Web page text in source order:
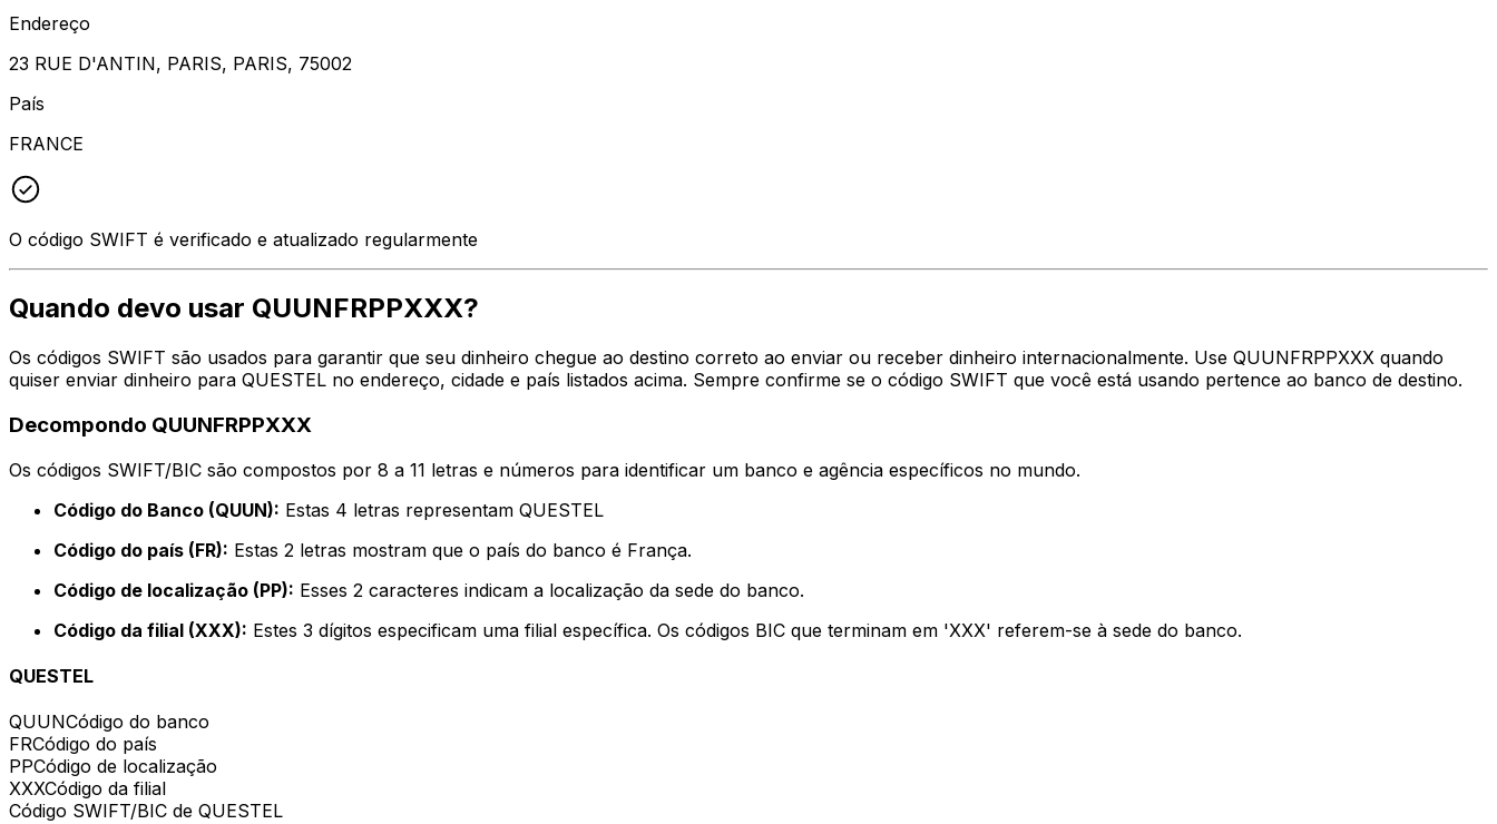
Endereço
23 RUE D'ANTIN, PARIS, PARIS, 75002
País
FRANCE
O código SWIFT é verificado e atualizado regularmente
Quando devo usar QUUNFRPPXXX?
Os códigos SWIFT são usados para garantir que seu dinheiro chegue ao destino correto ao enviar ou receber dinheiro internacionalmente. Use QUUNFRPPXXX quando
quiser enviar dinheiro para QUESTEL no endereço, cidade e país listados acima. Sempre confirme se o código SWIFT que você está usando pertence ao banco de destino.
Decompondo QUUNFRPPXXX
Os códigos SWIFT/BIC são compostos por 8 a 11 letras e números para identificar um banco e agência específicos no mundo.
Código do Banco (QUUN): Estas 4 letras representam QUESTEL
Código do país (FR): Estas 2 letras mostram que o país do banco é França.
Código de localização (PP): Esses 2 caracteres indicam a localização da sede do banco.
Código da filial (XXX): Estes 3 dígitos especificam uma filial específica. Os códigos BIC que terminam em 'XXX' referem-se à sede do banco.
QUESTEL
QUUNCódigo do banco
FRCódigo do país
PPCódigo de localização
XXXCódigo da filial
Código SWIFT/BIC de QUESTEL